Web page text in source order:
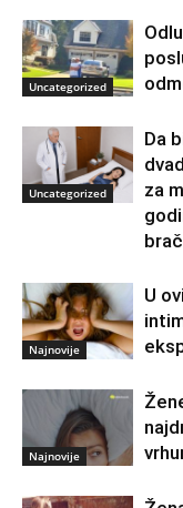
Uncategorized
Uncategorized
Da
za
Najnovije
U
Najnovije